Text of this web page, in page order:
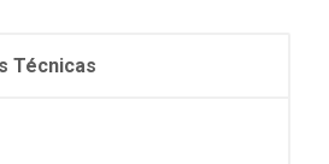
Técnicas